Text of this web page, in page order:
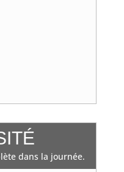
dans la journée.